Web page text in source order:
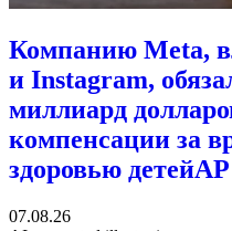
Компанию Meta,
и Instagram,
миллиард
компенсации за
здоровью детейAP
07.08.26